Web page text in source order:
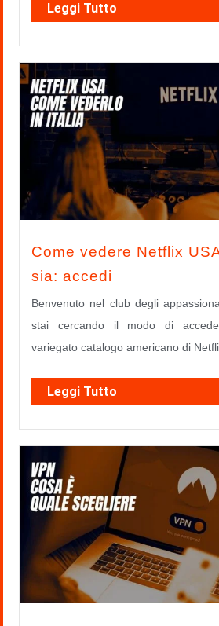
Leggi Tutto
Come vedere Netflix
sia: accedi
Benvenuto nel club degli
stai cercando il modo di
variegato catalogo americano di
Leggi Tutto